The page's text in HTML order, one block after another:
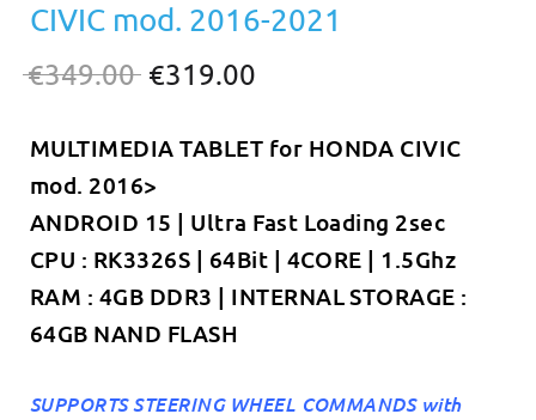
CIVIC mod. 2016-2021
€349.00 Original
was:
€349.00.
€319.00
τιμή
€319.00.
MULTIMEDIA TABLET for HONDA CIVIC
mod. 2016>
ANDROID 15 | Ultra Fast Loading 2sec
CPU : RK3326S | 64Bit | 4CORE | 1.5Ghz
RAM : 4GB DDR3 | INTERNAL STORAGE :
64GB NAND FLASH
SUPPORTS STEERING WHEEL COMMANDS with